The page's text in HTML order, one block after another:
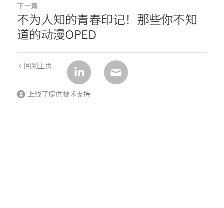
下一篇
不为人知的青春印记！那些你不知
道的动漫OPED
回到主页
上线了提供技术支持